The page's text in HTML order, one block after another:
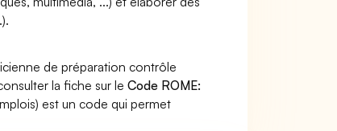
de préparation contrôle
la fiche sur leCode ROME:
est un code qui permet